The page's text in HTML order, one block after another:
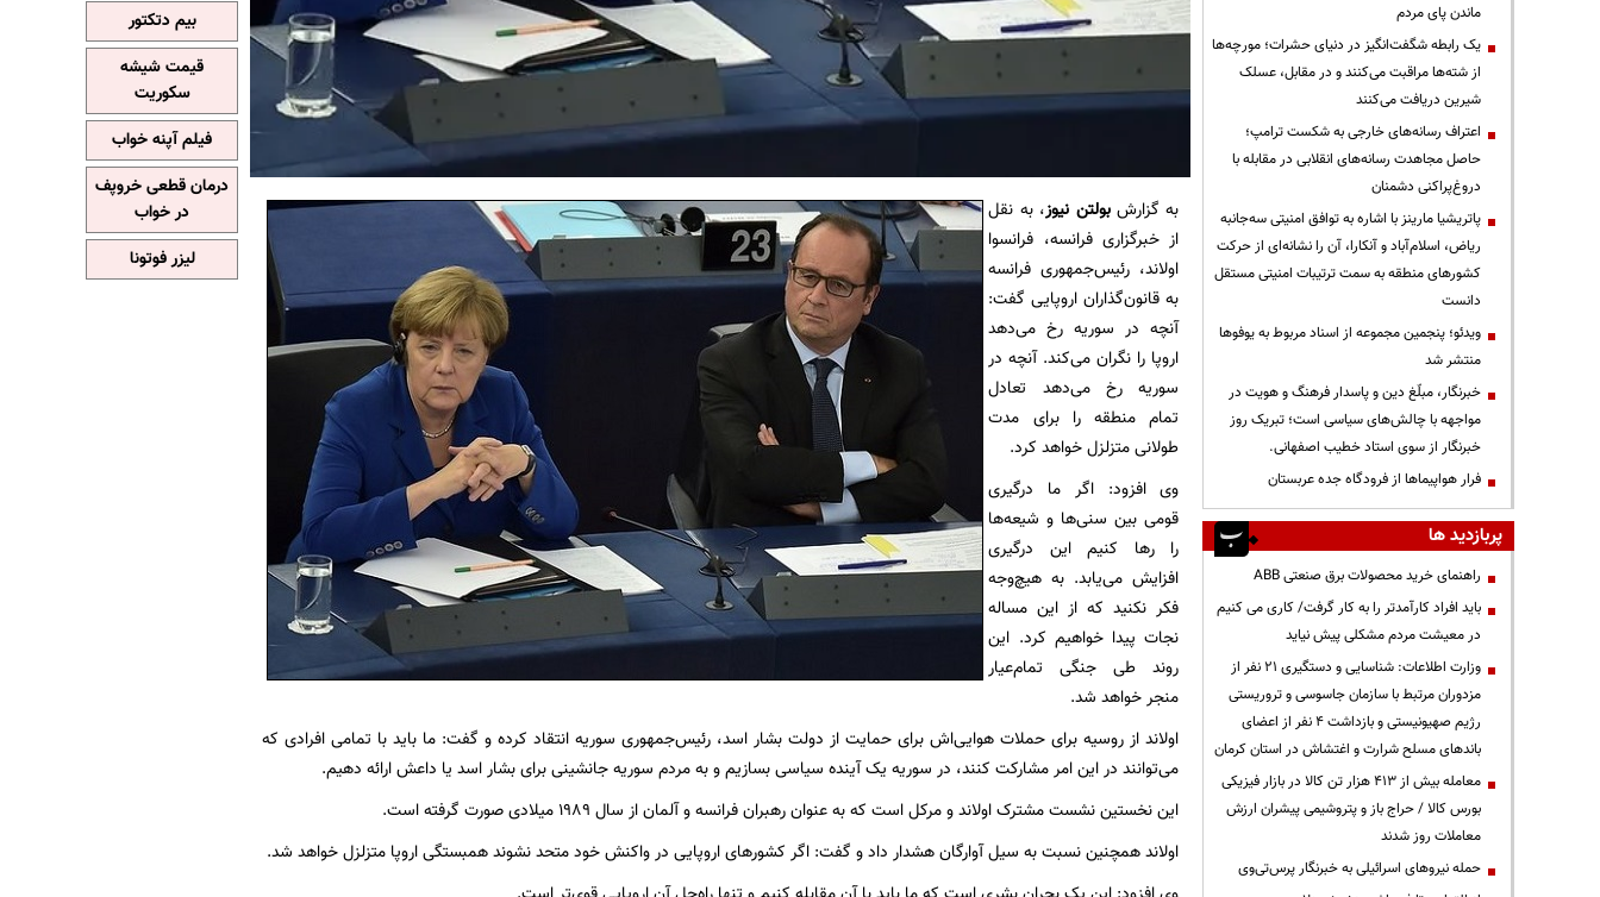
به گزارشبولتن نیوز، به نقل
از خبرگزاری فرانسه، فرانسوا
اولاند، رئیس‌جمهوری فرانسه
به قانون‌گذاران اروپایی گفت:
آنچه در سوریه رخ می‌دهد
اروپا را نگران می‌کند. آنچه در
سوریه رخ می‌دهد تعادل
تمام منطقه را برای مدت
طولانی متزلزل خواهد کرد.
وی افزود: اگر ما درگیری
قومی بین سنی‌ها و شیعه‌ها
را رها کنیم این درگیری
افزایش می‌یابد. به هیچ‌وجه
فکر نکنید که از این مساله
نجات پیدا خواهیم کرد. این
روند طی جنگی تمام‌عیار
منجر خواهد شد.
اولاند از روسیه برای حملات هوایی‌اش برای حمایت از دولت بشار اسد، رئیس‌جمهوری سوریه انتقاد کرده و گفت: ما باید با تمامی افرادی که
می‌توانند در این امر مشارکت کنند، در سوریه یک آینده سیاسی بسازیم و به مردم سوریه جانشینی برای بشار اسد یا داعش ارائه دهیم.
این نخستین نشست مشترک اولاند و مرکل است که به عنوان رهبران فرانسه و آلمان از سال 1989 میلادی صورت گرفته است.
اولاند همچنین نسبت به سیل آوارگان هشدار داد و گفت: اگر کشورهای اروپایی در واکنش خود متحد نشوند همبستگی اروپا متزلزل خواهد شد.
ماندن پای مردم
یک رابطه شگفت‌انگیز در دنیای حشرات؛ مورچه‌ها
از شته‌ها مراقبت می‌کنند و در مقابل، عسلک
شیرین دریافت می‌کنند
اعتراف رسانه‌های خارجی به شکست ترامپ؛
حاصل مجاهدت رسانه‌های انقلابی در مقابله با
دروغ‌پراکنی دشمنان
پاتریشیا مارینز با اشاره به توافق امنیتی سه‌جانبه
ریاض، اسلام‌آباد و آنکارا، آن را نشانه‌ای از حرکت
کشورهای منطقه به سمت ترتیبات امنیتی مستقل
دانست
ویدئو؛ پنجمین مجموعه از اسناد مربوط به یوفوها
منتشر شد
خبرنگار، مبلّغ دین و پاسدار فرهنگ و هویت در
مواجهه با چالش‌های سیاسی است؛ تبریک روز
خبرنگار از سوی استاد خطیب اصفهانی.
فرار هواپیماها از فرودگاه جده عربستان
پربازدید ها
راهنمای خرید محصولات برق صنعتی ABB
باید افراد کارآمدتر را به کار گرفت/ کاری می کنیم
در معیشت مردم مشکلی پیش نیاید
وزارت اطلاعات: شناسایی و دستگیری ۲۱ نفر از
مزدوران مرتبط با سازمان جاسوسی و تروریستی
رژیم صهیونیستی و بازداشت ۴ نفر از اعضای
باندهای مسلح شرارت و اغتشاش در استان کرمان
معامله بیش از ۴۱۳ هزار تن کالا در بازار فیزیکی
بورس کالا / حراج باز و پتروشیمی پیشران ارزش
معاملات روز شدند
حمله نیروهای اسرائیلی به خبرنگار پرس‌تی‌وی
بیم دتکتور
قیمت شیشه
سکوریت
فیلم آپنه خواب
درمان قطعی خروپف
در خواب
لیزر فوتونا